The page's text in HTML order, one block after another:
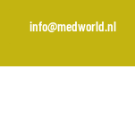
info@medworld.nl